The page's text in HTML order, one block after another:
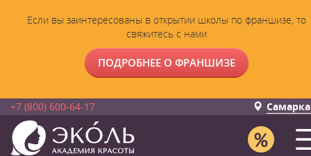
Если вы заинтересованы в открытии школы по франшизе, то
свяжитесь с нами
ПОДРОБНЕЕ О ФРАНШИЗЕ
+7 (800) 600-64-17